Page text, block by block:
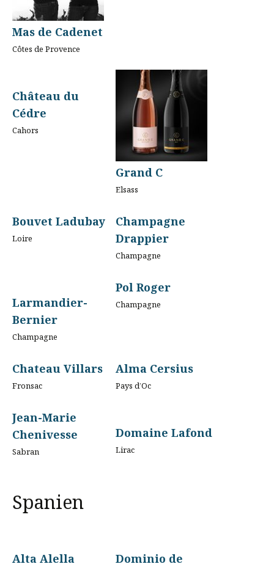
Mas de Cadenet
Côtes de Provence
Château du
Cédre
Cahors
Grand C
Elsass
Bouvet Ladubay
Loire
Champagne
Drappier
Champagne
Larmandier-
Bernier
Champagne
Pol Roger
Champagne
Chateau Villars
Fronsac
Alma Cersius
Pays d’Oc
Jean-Marie
Chenivesse
Sabran
Domaine Lafond
Lirac
Spanien
Alta Alella
Dominio de